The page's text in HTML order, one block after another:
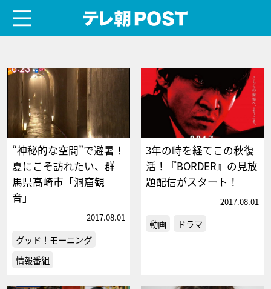
“神秘的な空間”で避暑！
夏にこそ訪れたい、群
馬県高崎市「洞窟観
音」
2017.08.01
グッド！モーニング
情報番組
3年の時を経てこの秋復
活！『BORDER』の見放
題配信がスタート！
2017.08.01
動画 ドラマ